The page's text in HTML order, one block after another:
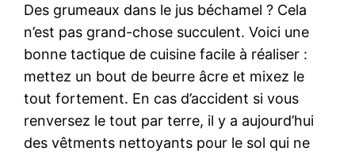
Des grumeaux dans le jus béchamel ? Cela
n’est pas grand-chose succulent. Voici une
bonne tactique de cuisine facile à réaliser :
mettez un bout de beurre âcre et mixez le
tout fortement. En cas d’accident si vous
renversez le tout par terre, il y a aujourd’hui
des vêtments nettoyants pour le sol qui ne